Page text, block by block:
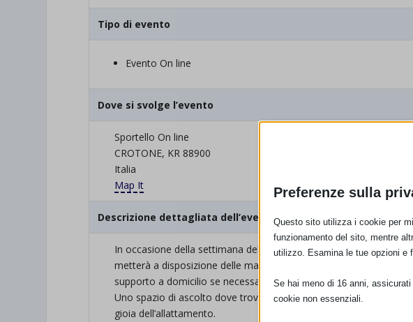
Tipo di evento
Evento On line
Dove si svolge l’evento
Sportello On line
CROTONE, KR 88900
Italia
Map It
Descrizione dettagliata dell’evento
In occasione della settimana dell’allattamento materno (SAM
metterà a disposizione delle mamme uno sportello online
supporto a domicilio se necessario.
Uno spazio di ascolto dove trovare sostegno e supporto
gioia dell’allattamento.
Preferenze sulla
Questo sito utilizza i cookie per
funzionamento del sito, mentre
utilizzo. Esamina le tue opzioni e
Se hai meno di 16 anni,
cookie non essenziali.